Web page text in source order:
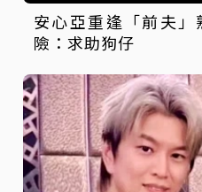
安心亞重逢「前夫
險：求助狗仔